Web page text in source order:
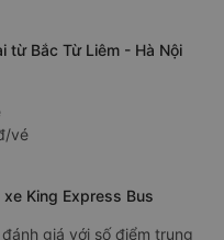
từ Bắc Từ Liêm - Hà Nội
vé
King Express Bus
giá với số điểm trung